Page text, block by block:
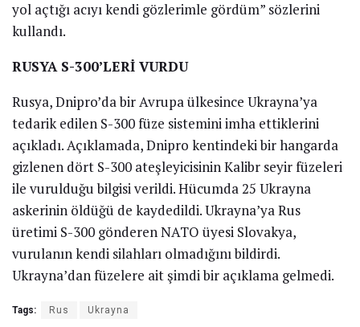
yol açtığı acıyı kendi gözlerimle gördüm” sözlerini
kullandı.
RUSYA S-300’LERİ VURDU
Rusya, Dnipro’da bir Avrupa ülkesince Ukrayna’ya
tedarik edilen S-300 füze sistemini imha ettiklerini
açıkladı. Açıklamada, Dnipro kentindeki bir hangarda
gizlenen dört S-300 ateşleyicisinin Kalibr seyir füzeleri
ile vurulduğu bilgisi verildi. Hücumda 25 Ukrayna
askerinin öldüğü de kaydedildi. Ukrayna’ya Rus
üretimi S-300 gönderen NATO üyesi Slovakya,
vurulanın kendi silahları olmadığını bildirdi.
Ukrayna’dan füzelere ait şimdi bir açıklama gelmedi.
Tags: Rus Ukrayna